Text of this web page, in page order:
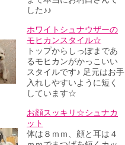
した♪♪
ホワイトシュナウザーの
モヒカンスタイル☆
トップからしっぽまであ
るモヒカンがかっこいい
スタイルです♪ 足元はお手
入れしやすいように短く
しています☆
お顔スッキリ☆シュナカ
ット
体は８ｍｍ、顔と耳は４